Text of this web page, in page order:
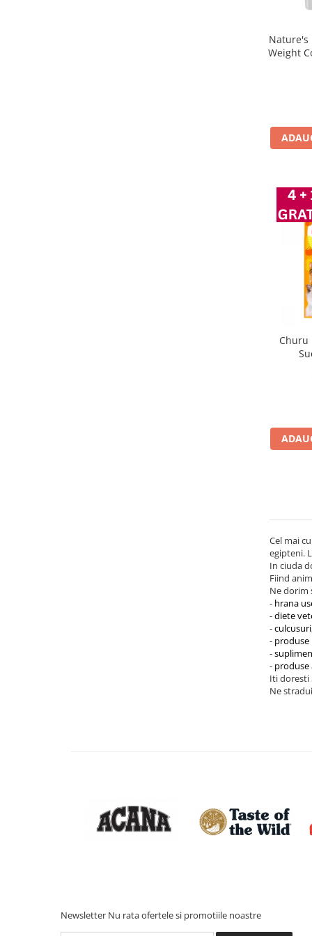
Nature's
Weight
Churu
Cel mai
egipteni.
In ciuda
Fiind
Ne dorim
- hrana
-diete
-culcusuri
- produse
-
- produse
Iti doresti
Ne
Newsletter Nu rata ofertele si promotiile noastre